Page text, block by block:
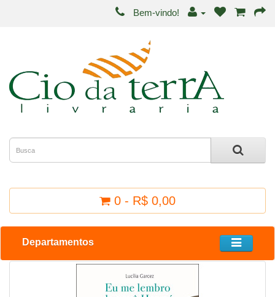
Bem-vindo!
0 - R$ 0,00
Departamentos